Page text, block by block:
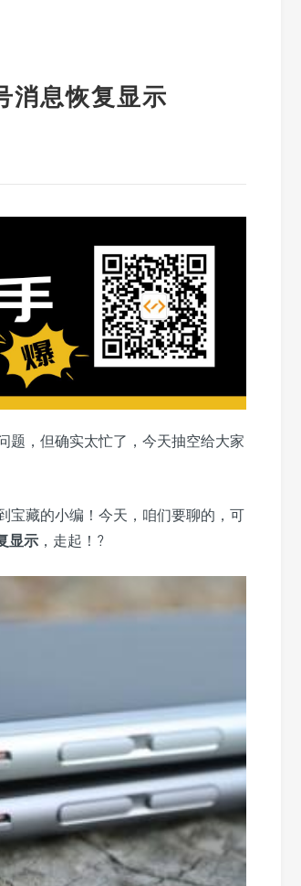
消息恢复显示
题，但确实太忙了，今天抽空给大家
宝藏的小编！今天，咱们要聊的，可
显示 ，走起！?